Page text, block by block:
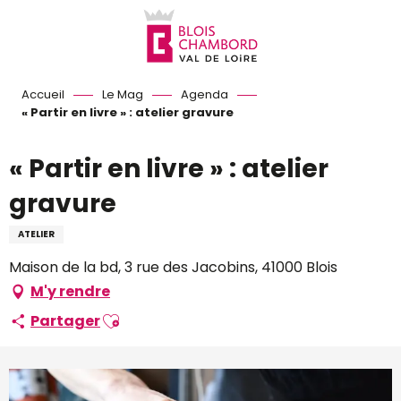
Accueil Le Mag
Agenda
« Partir en livre » : atelier gravure
« Partir en livre » : atelier
gravure
ATELIER
Maison de la bd, 3 rue des Jacobins, 41000 Blois
M'y rendre
PartagerAjouter aux favoris